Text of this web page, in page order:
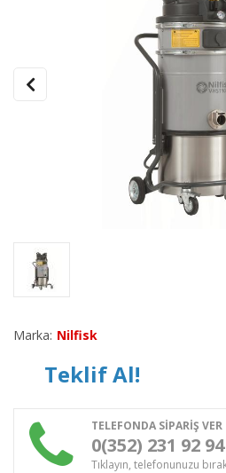
Marka: Nilfisk
Teklif Al!
TELEFONDA SİPARİŞ VER
0(352) 231 92 94
Tıklayın, telefonunuzu